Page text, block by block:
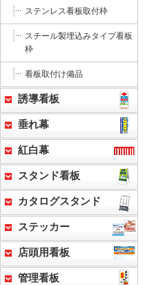
ステンレス看板取付枠
スチール製埋込みタイプ看板
枠
看板取付け備品
誘導看板
垂れ幕
紅白幕
スタンド看板
カタログスタンド
ステッカー
店頭用看板
管理看板